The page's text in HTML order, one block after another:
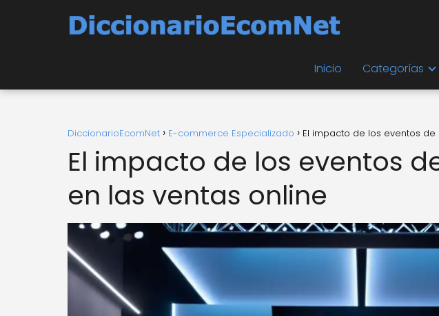
Inicio Categorías
DiccionarioEcomNet E-commerce Especializado El impacto de los eventos
El impacto de los eventos
en las ventas online